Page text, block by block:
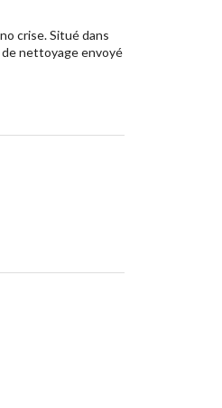
crise. Situé dans
nettoyage envoyé